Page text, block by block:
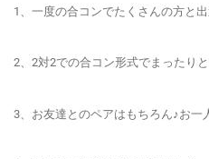
1、一度の合コンでたくさんの方と
2、 2対2での合コン形式でまったり
3、お友達とのペアはもちろん♪お一